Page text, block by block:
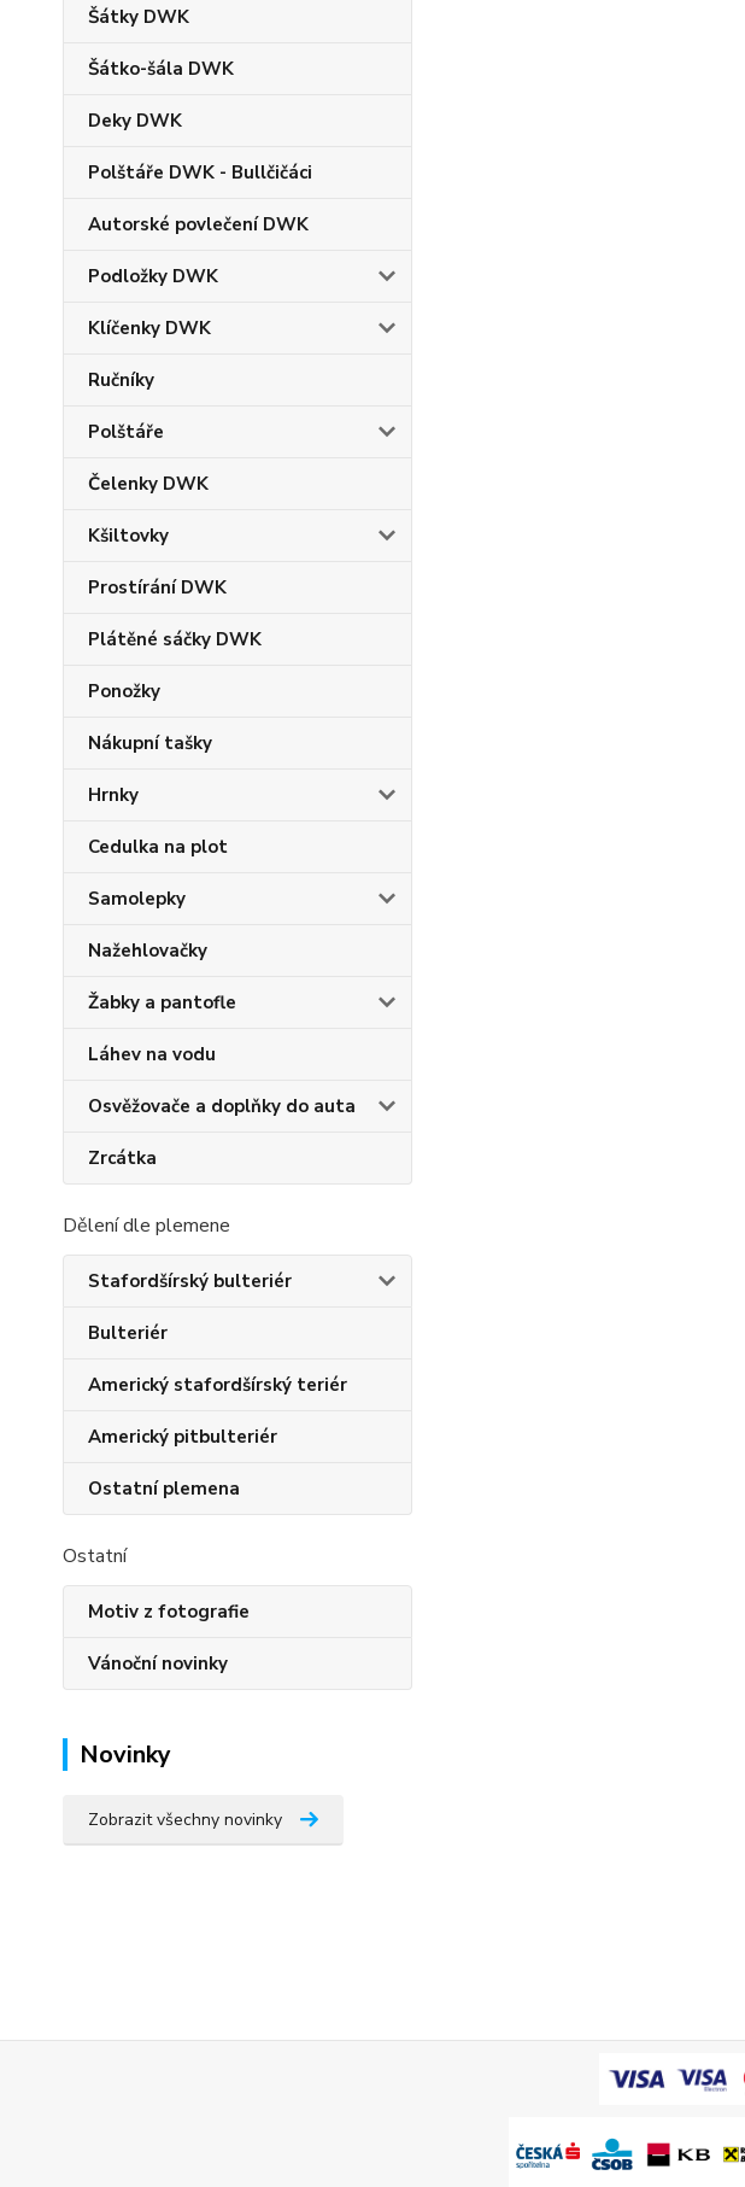
Šátky DWK
Šátko-šála DWK
Deky DWK
Polštáře DWK - Bullčičáci
Autorské povlečení DWK
Podložky DWK
Klíčenky DWK
Ručníky
Polštáře
Čelenky DWK
Kšiltovky
Prostírání DWK
Plátěné sáčky DWK
Ponožky
Nákupní tašky
Hrnky
Cedulka na plot
Samolepky
Nažehlovačky
Žabky a pantofle
Láhev na vodu
Osvěžovače a doplňky do auta
Zrcátka
Dělení dle plemene
Stafordšírský bulteriér
Bulteriér
Americký stafordšírský teriér
Americký pitbulteriér
Ostatní plemena
Ostatní
Motiv z fotografie
Vánoční novinky
Novinky
Zobrazit všechny novinky